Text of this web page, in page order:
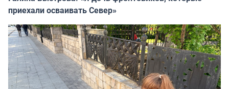
приехали осваивать Север»